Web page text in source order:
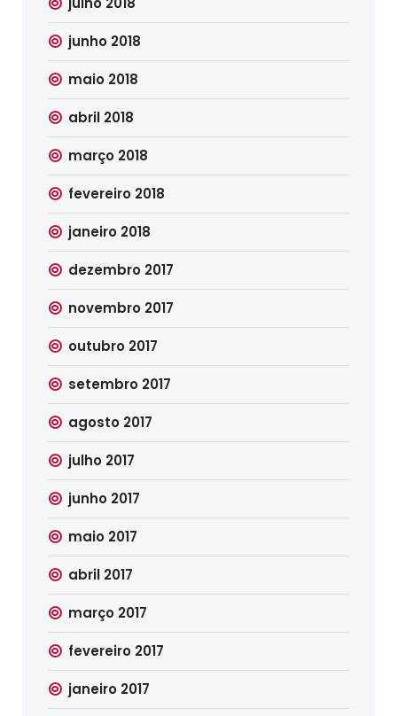
junho 2018
maio 2018
abril 2018
março 2018
fevereiro 2018
janeiro 2018
dezembro 2017
novembro 2017
outubro 2017
setembro 2017
agosto 2017
julho 2017
junho 2017
maio 2017
abril 2017
março 2017
fevereiro 2017
janeiro 2017